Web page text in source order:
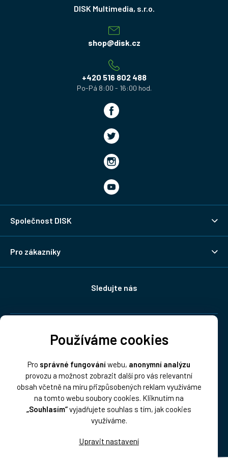
Používáme cookies
Pro správné fungováníwebu, anonymní analýzu
provozu a možnost zobrazit další pro vás relevantní
obsah včetně na míru přizpůsobených reklam využíváme
na tomto webu soubory cookies. Kliknutím na
„Souhlasím“vyjadřujete souhlas s tím, jak cookies
využíváme.
a
c
í
p
r
v
k
y
v
ý
p
i
s
u
v
n
í
shop@disk.cz
+420 516 802 488
Společnost DISK
Pro zákazníky
Sledujte nás
Platba: